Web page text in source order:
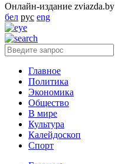
Онлайн-издание zviazda.by
бел рус eng
Главное
Политика
Экономика
Общество
В мире
Культура
Калейдоскоп
Спорт